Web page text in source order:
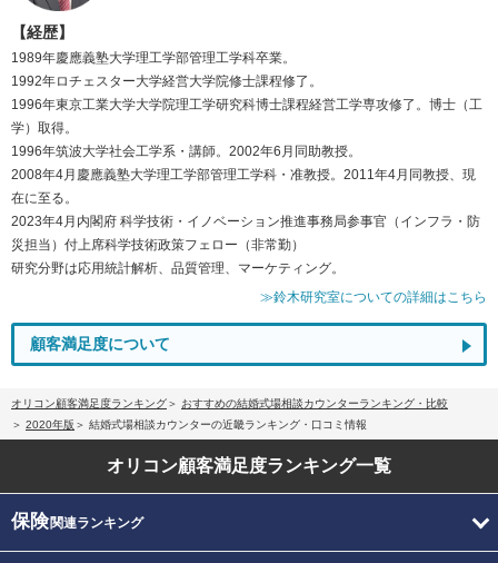
【経歴】
1989年慶應義塾大学理工学部管理工学科卒業。
1992年ロチェスター大学経営大学院修士課程修了。
1996年東京工業大学大学院理工学研究科博士課程経営工学専攻修了。博士（工
学）取得。
1996年筑波大学社会工学系・講師。2002年6月同助教授。
2008年4月慶應義塾大学理工学部管理工学科・准教授。2011年4月同教授、現
在に至る。
2023年4月内閣府 科学技術・イノベーション推進事務局参事官（インフラ・防
災担当）付上席科学技術政策フェロー（非常勤）
研究分野は応用統計解析、品質管理、マーケティング。
≫鈴木研究室についての詳細はこちら
顧客満足度について
オリコン顧客満足度ランキング
おすすめの結婚式場相談カウンターランキング・比較
2020年版
結婚式場相談カウンターの近畿ランキング・口コミ情報
オリコン顧客満足度ランキング一覧
保険関連ランキング